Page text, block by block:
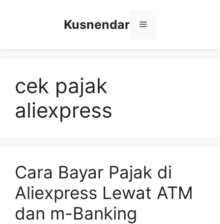
Kusnendar Menu
cek pajak
aliexpress
Cara Bayar Pajak di
Aliexpress Lewat ATM
dan m-Banking